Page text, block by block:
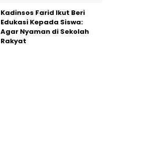
Kadinsos Farid Ikut Beri
Edukasi Kepada Siswa:
Agar Nyaman di Sekolah
Rakyat